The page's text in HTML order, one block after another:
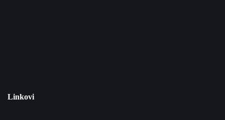
Linkovi